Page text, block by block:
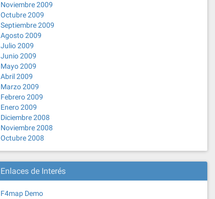
Noviembre 2009
Octubre 2009
Septiembre 2009
Agosto 2009
Julio 2009
Junio 2009
Mayo 2009
Abril 2009
Marzo 2009
Febrero 2009
Enero 2009
Diciembre 2008
Noviembre 2008
Octubre 2008
Enlaces de Interés
F4map Demo